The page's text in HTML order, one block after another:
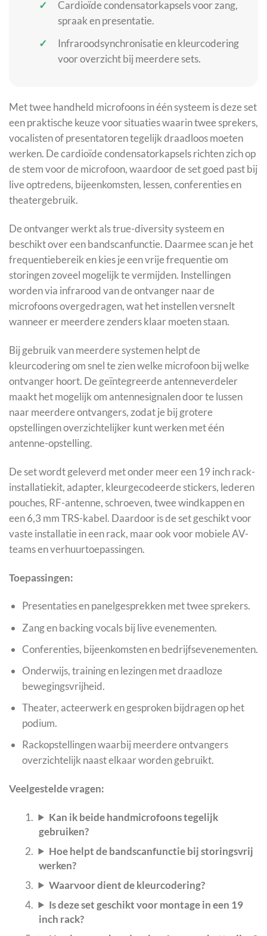
Cardioïde condensatorkapsels voor zang,
spraak en presentatie.
Infraroodsynchronisatie en kleurcodering
voor overzicht bij meerdere sets.
Met twee handheld microfoons in één systeem is deze set
een praktische keuze voor situaties waarin twee sprekers,
vocalisten of presentatoren tegelijk draadloos moeten
werken. De cardioïde condensatorkapsels richten zich op
de stem voor de microfoon, waardoor de set goed past bij
live optredens, bijeenkomsten, lessen, conferenties en
theatergebruik.
De ontvanger werkt als true-diversity systeem en
beschikt over een bandscanfunctie. Daarmee scan je het
frequentiebereik en kies je een vrije frequentie om
storingen zoveel mogelijk te vermijden. Instellingen
worden via infrarood van de ontvanger naar de
microfoons overgedragen, wat het instellen versnelt
wanneer er meerdere zenders klaar moeten staan.
Bij gebruik van meerdere systemen helpt de
kleurcodering om snel te zien welke microfoon bij welke
ontvanger hoort. De geïntegreerde antenneverdeler
maakt het mogelijk om antennesignalen door te lussen
naar meerdere ontvangers, zodat je bij grotere
opstellingen overzichtelijker kunt werken met één
antenne-opstelling.
De set wordt geleverd met onder meer een 19 inch rack-
installatiekit, adapter, kleurgecodeerde stickers, lederen
pouches, RF-antenne, schroeven, twee windkappen en
een 6,3 mm TRS-kabel. Daardoor is de set geschikt voor
vaste installatie in een rack, maar ook voor mobiele AV-
teams en verhuurtoepassingen.
Toepassingen:
Presentaties en panelgesprekken met twee sprekers.
Zang en backing vocals bij live evenementen.
Conferenties, bijeenkomsten en bedrijfsevenementen.
Onderwijs, training en lezingen met draadloze
bewegingsvrijheid.
Theater, acteerwerk en gesproken bijdragen op het
podium.
Rackopstellingen waarbij meerdere ontvangers
overzichtelijk naast elkaar worden gebruikt.
Veelgestelde vragen:
Kan ik beide handmicrofoons tegelijk
gebruiken?
Hoe helpt de bandscanfunctie bij storingsvrij
werken?
Waarvoor dient de kleurcodering?
Is deze set geschikt voor montage in een 19
inch rack?